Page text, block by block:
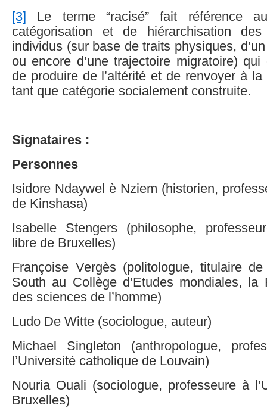
[3]
Le terme “racisé” fait référence
catégorisation et de hiérarchisation
individus (sur base de traits physiques,
ou encore d’une trajectoire migratoire)
de produire de l’altérité et de renvoyer à
tant que catégorie socialement construite.
Signataires :
Personnes
Isidore Ndaywel è Nziem (historien,
de Kinshasa)
Isabelle Stengers (philosophe,
libre de Bruxelles)
Françoise Vergès (politologue, titulaire
South au Collège d’Etudes mondiales, la
des sciences de l’homme)
Ludo De Witte (sociologue, auteur)
Michael Singleton (anthropologue,
l’Université catholique de Louvain)
Nouria Ouali (sociologue, professeure à
Bruxelles)